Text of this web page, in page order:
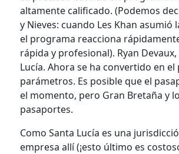
altamente calificado. (Podemos
y Nieves: cuando Les Khan
el programa reacciona
rápida y profesional). Ryan
Lucía. Ahora se ha convertido en
parámetros. Es posible que el
el momento, pero Gran Bretaña y
pasaportes.
Como Santa Lucía es una
empresa allí (¡esto último es